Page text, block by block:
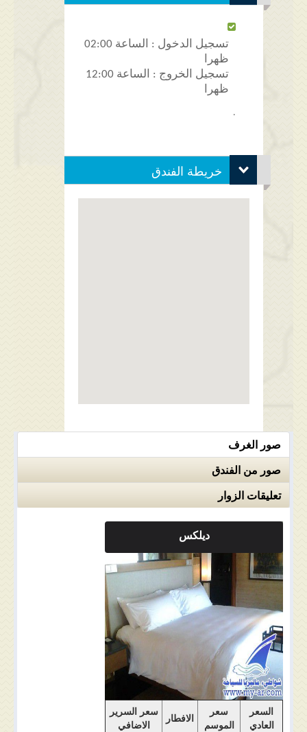
تسجيل الدخول : الساعة 02:00
ظهرا
تسجيل الخروج : الساعة 12:00
ظهرا
.
خريطة الفندق
صور الغرف
صور من الفندق
تعليقات الزوار
ديلكس
السعر
العادي
سعر
الموسم
الافطار
سعر السرير
الاضافي
ملاحضات الغرفة